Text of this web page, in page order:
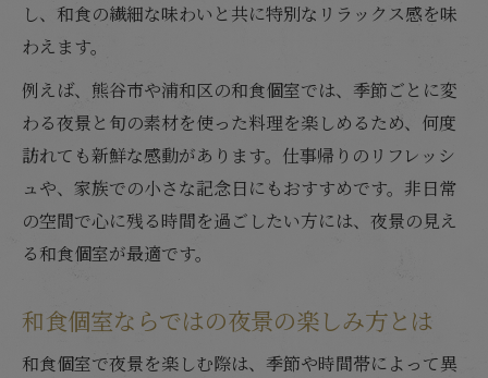
し、和食の繊細な味わいと共に特別なリラックス感を味
わえます。
例えば、熊谷市や浦和区の和食個室では、季節ごとに変
わる夜景と旬の素材を使った料理を楽しめるため、何度
訪れても新鮮な感動があります。仕事帰りのリフレッシ
ュや、家族での小さな記念日にもおすすめです。非日常
の空間で心に残る時間を過ごしたい方には、夜景の見え
る和食個室が最適です。
和食個室ならではの夜景の楽しみ方とは
和食個室で夜景を楽しむ際は、季節や時間帯によって異